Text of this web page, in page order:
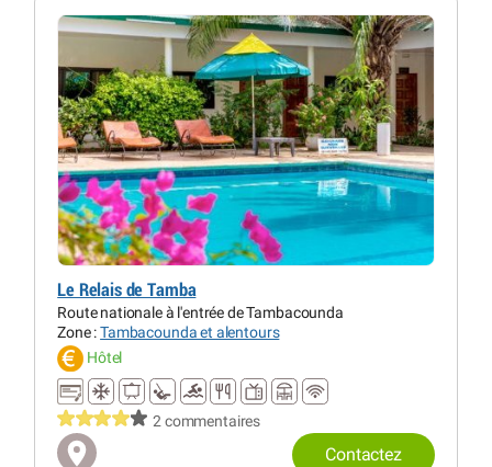
Le Relais de Tamba
Route nationale à l'entrée de Tambacounda
Zone :Tambacounda et alentours
Hôtel
2 commentaires
Contactez